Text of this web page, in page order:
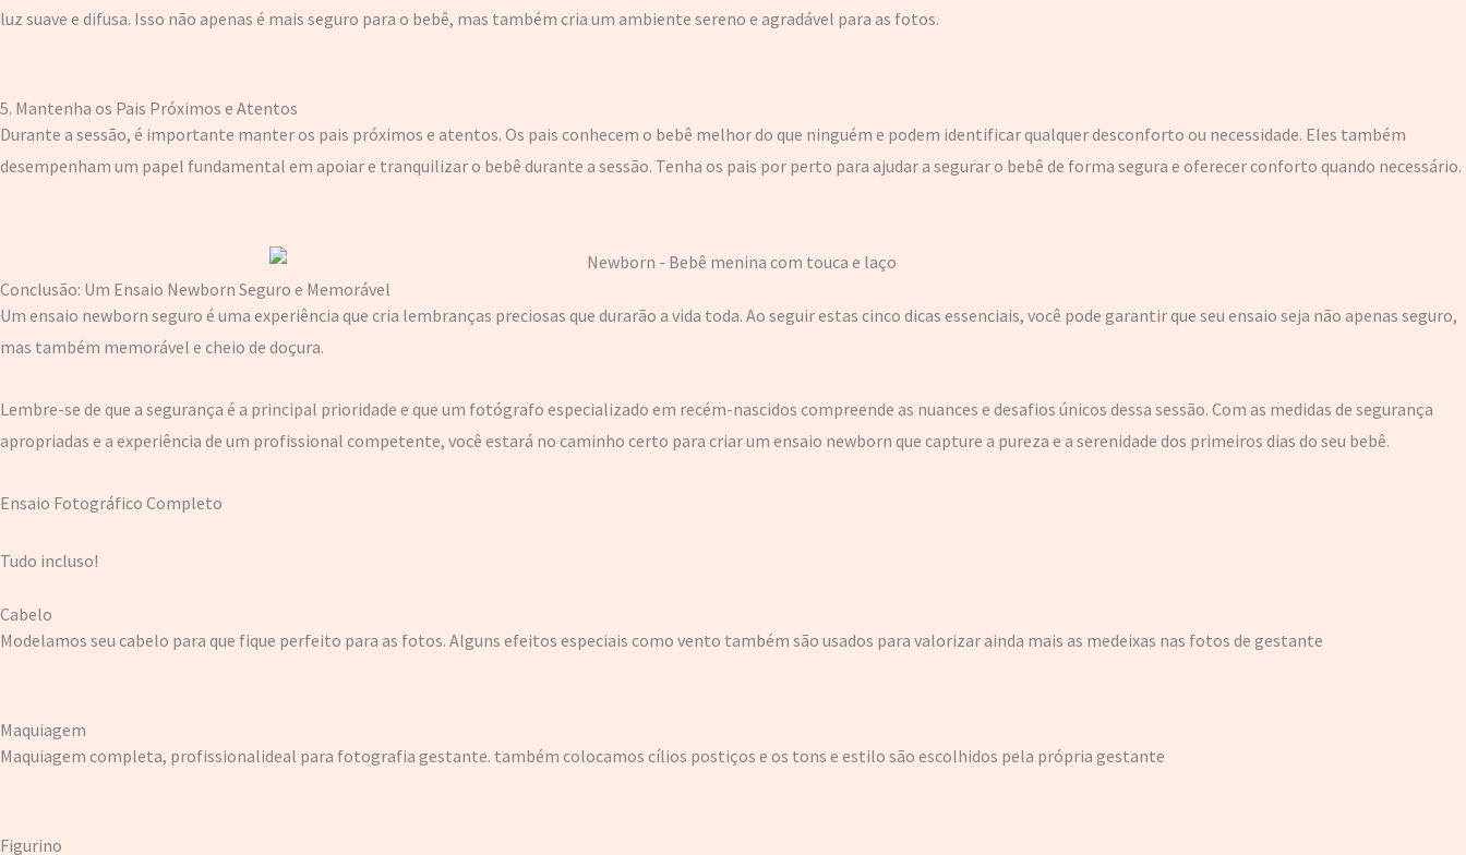
luz suave e difusa. Isso não apenas é mais seguro para o bebê, mas também cria um ambiente sereno e agradável para as fotos.
5. Mantenha os Pais Próximos e Atentos
Durante a sessão, é importante manter os pais próximos e atentos. Os pais conhecem o bebê melhor do que ninguém e podem identificar qualquer desconforto ou necessidade. Eles também
desempenham um papel fundamental em apoiar e tranquilizar o bebê durante a sessão. Tenha os pais por perto para ajudar a segurar o bebê de forma segura e oferecer conforto quando necessário.
Conclusão: Um Ensaio Newborn Seguro e Memorável
Um ensaio newborn seguro é uma experiência que cria lembranças preciosas que durarão a vida toda. Ao seguir estas cinco dicas essenciais, você pode garantir que seu ensaio seja não apenas seguro,
mas também memorável e cheio de doçura.
Lembre-se de que a segurança é a principal prioridade e que um fotógrafo especializado em recém-nascidos compreende as nuances e desafios únicos dessa sessão. Com as medidas de segurança
apropriadas e a experiência de um profissional competente, você estará no caminho certo para criar um ensaio newborn que capture a pureza e a serenidade dos primeiros dias do seu bebê.
Ensaio Fotográfico Completo
Tudo incluso!
Cabelo
Modelamos seu cabelo para que fique perfeito para as fotos. Alguns efeitos especiais como vento também são usados para valorizar ainda mais as medeixas nas fotos de gestante
Maquiagem
Maquiagem completa, profissionalideal para fotografia gestante. também colocamos cílios postiços e os tons e estilo são escolhidos pela própria gestante
Figurino